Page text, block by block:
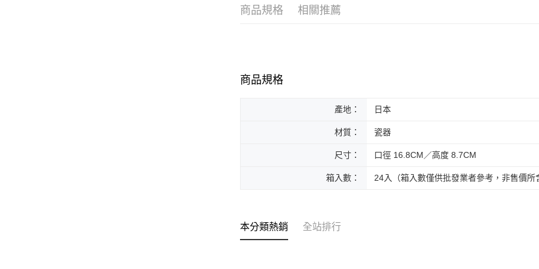
商品規格 相關推薦
商品規格
產地： 日本
材質： 瓷器
尺寸： 口徑 16.8CM／高度 8.7CM
箱入數： 24入（箱入數僅供批發業者參考，非售價所
本分類熱銷 全站排行